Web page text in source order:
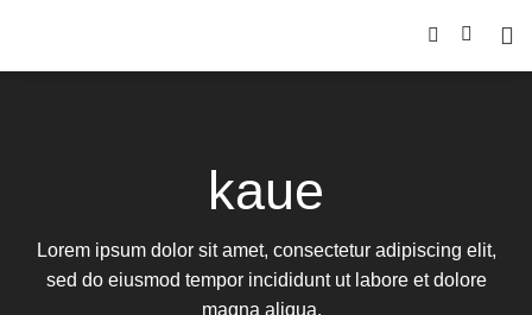
kaue
Lorem ipsum dolor sit amet, consectetur adipiscing elit,
sed do eiusmod tempor incididunt ut labore et dolore
magna aliqua.